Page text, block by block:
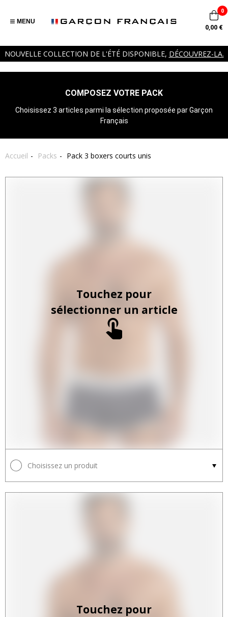
NOUVELLE COLLECTION DE L'ÉTÉ DISPONIBLE, DÉCOUVREZ-LA.
MENU
0
0,00 €
COMPOSEZ VOTRE PACK
Choisissez 3 articles parmi la sélection proposée par Garçon
Français
Accueil Packs Pack 3 boxers courts unis
Touchez pour
sélectionner un article
Choisissez un produit
Touchez pour